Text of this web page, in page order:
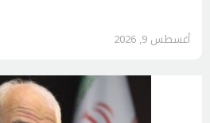
أغسطس 9, 2026